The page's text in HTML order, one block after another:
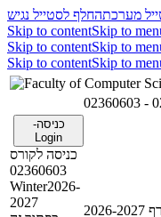
מערכתהחלף לסטייל נגיש
Skip to contentSkip to
Skip to contentSkip to
Skip to contentSkip to
כניסה-
Login
כניסה לקורס
02360603
Winter2026-
2027
2027